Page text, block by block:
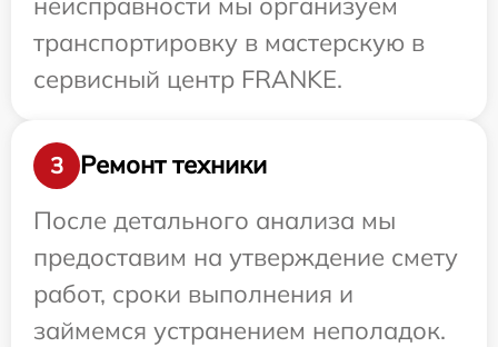
транспортировку в мастерскую в
сервисный центр FRANKE.
3
Ремонт техники
После детального анализа мы
предоставим на утверждение смету
работ, сроки выполнения и
займемся устранением неполадок.